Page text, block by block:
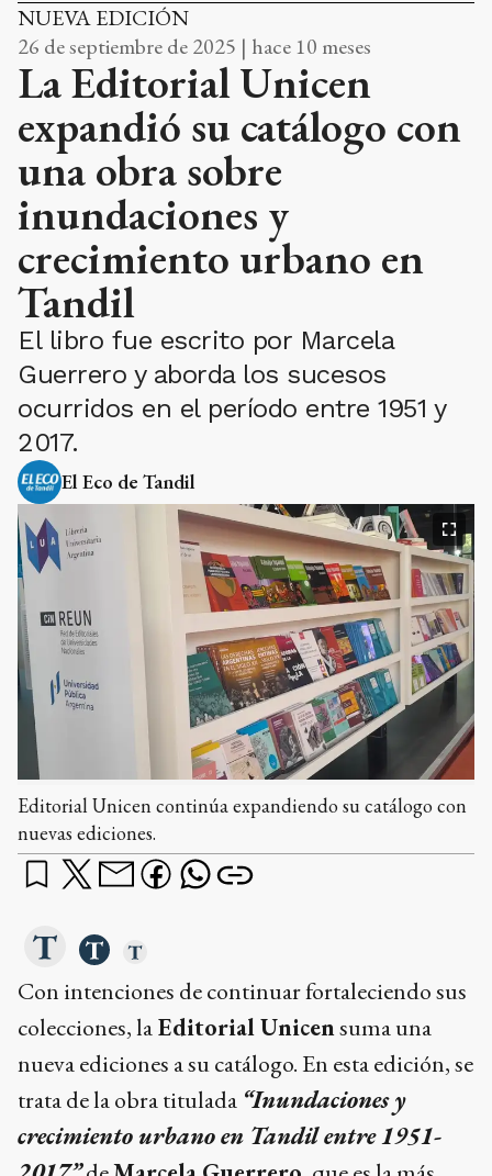
NUEVA EDICIÓN
26 de septiembre de 2025 | hace 10 meses
La Editorial Unicen
expandió su catálogo con
una obra sobre
inundaciones y
crecimiento urbano en
Tandil
El libro fue escrito por Marcela
Guerrero y aborda los sucesos
ocurridos en el período entre 1951 y
2017.
El Eco de Tandil
Editorial Unicen continúa expandiendo su catálogo con
nuevas ediciones.
Con intenciones de continuar fortaleciendo sus
colecciones, laEditorial Unicensuma una
nueva ediciones a su catálogo. En esta edición, se
trata de la obra titulada “Inundaciones y
crecimiento urbano en Tandil entre 1951-